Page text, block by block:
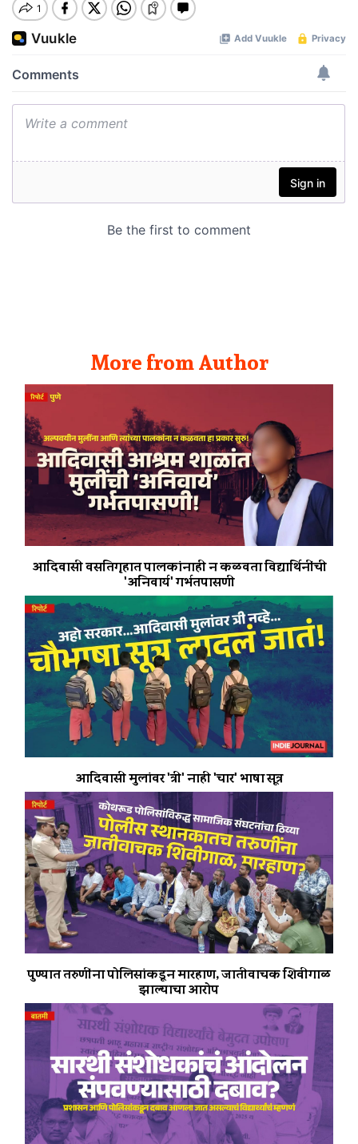
More from Author
आदिवासी वसतिगृहात पालकांनाही न कळवता विद्यार्थिनींची
'अनिवार्य' गर्भतपासणी
आदिवासी मुलांवर 'त्री' नाही 'चार' भाषा सूत्र
पुण्यात तरुणींना पोलिसांकडून मारहाण, जातीवाचक शिवीगाळ
झाल्याचा आरोप